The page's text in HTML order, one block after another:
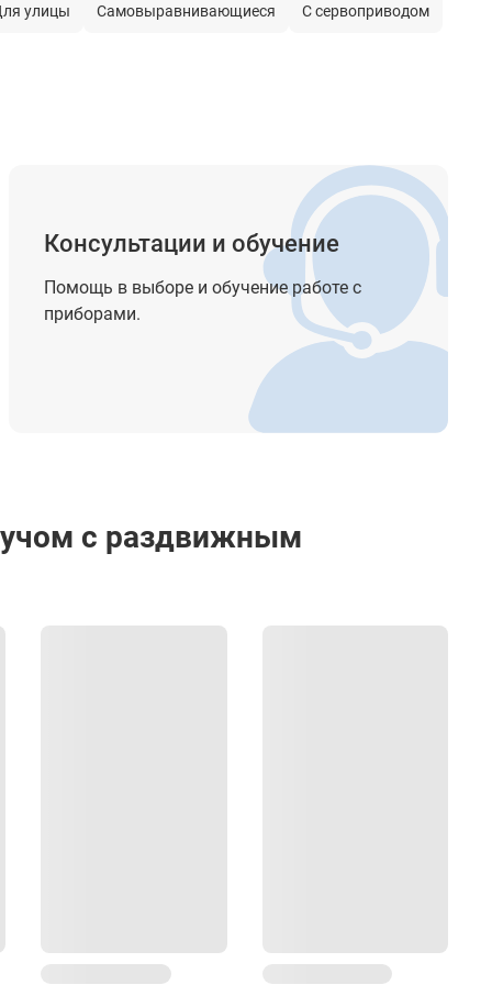
улицы Самовыравнивающиеся С сервоприводом
Консультации и обучение
Помощь в выборе и обучение работе с
приборами.
с раздвижным